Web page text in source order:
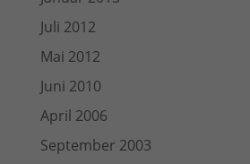
Juli 2012
Mai 2012
Juni 2010
April 2006
September 2003